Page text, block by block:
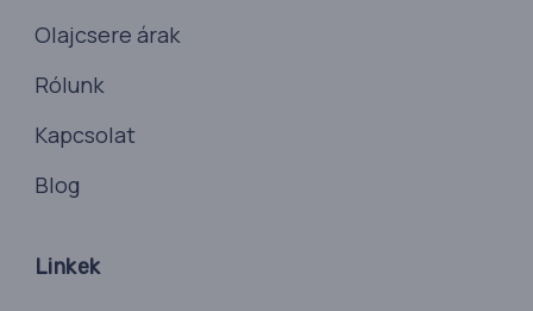
Olajcsere árak
Rólunk
Kapcsolat
Blog
Linkek